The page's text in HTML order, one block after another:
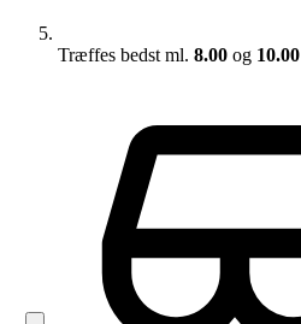
Træffes bedst ml. 8.00 og 10.00